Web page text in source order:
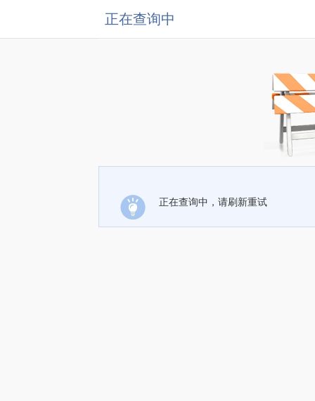
正在查询中
正在查询中，请刷新重试